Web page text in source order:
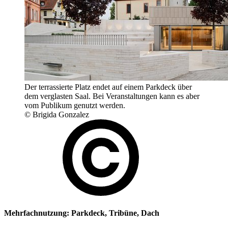
Der terrassierte Platz endet auf einem Parkdeck über
dem verglasten Saal. Bei Veranstaltungen kann es aber
vom Publikum genutzt werden.
© Brigida Gonzalez
Mehrfachnutzung: Parkdeck, Tribüne, Dach